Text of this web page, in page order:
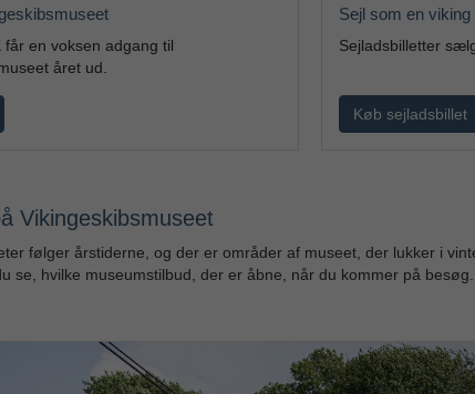
får en voksen adgang til
året ud.
Sejl som en
Sejladsbilletter
Køb sejladsbillet
Vikingeskibsmuseet
følger årstiderne, og der er områder af museet, der lukker i
se, hvilke museumstilbud, der er åbne, når du kommer på besøg.